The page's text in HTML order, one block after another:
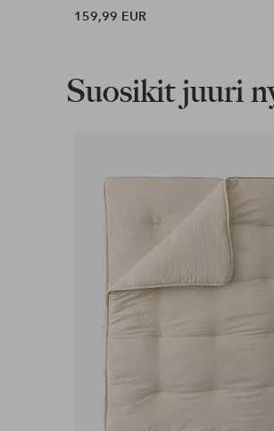
159,99 EUR
Suosikit juuri